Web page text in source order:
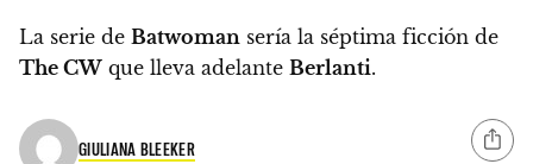
La serie de Batwoman sería la séptima ficción de
The CW que lleva adelante Berlanti.
GIULIANA BLEEKER